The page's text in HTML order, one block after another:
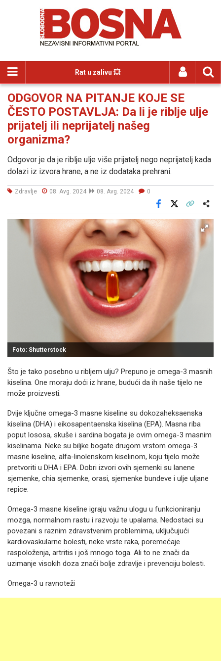
Rat u zalivu 💥
ODGOVOR NA PITANJE KOJE SE
ČESTO POSTAVLJA: Da li je riblje ulje
prijatelj ili neprijatelj našeg
organizma?
Odgovor je da je riblje ulje više prijatelj nego neprijatelj kada
dolazi iz izvora hrane, a ne iz dodataka prehrani.
Zdravlje 08. Avg. 2024 08. Avg. 2024 0
Facebook
Foto: Shutterstock
Što je tako posebno u ribljem ulju? Prepuno je omega-3 masnih
kiselina. One moraju doći iz hrane, budući da ih naše tijelo ne
može proizvesti.
Dvije ključne omega-3 masne kiseline su dokozaheksaenska
kiselina (DHA) i eikosapentaenska kiselina (EPA). Masna riba
poput lososa, skuše i sardina bogata je ovim omega-3 masnim
kiselinama. Neke su biljke bogate drugom vrstom omega-3
masne kiseline, alfa-linolenskom kiselinom, koju tijelo može
pretvoriti u DHA i EPA. Dobri izvori ovih sjemenki su lanene
sjemenke, chia sjemenke, orasi, sjemenke bundeve i ulje uljane
repice.
Omega-3 masne kiseline igraju važnu ulogu u funkcioniranju
mozga, normalnom rastu i razvoju te upalama. Nedostaci su
povezani s raznim zdravstvenim problemima, uključujući
kardiovaskularne bolesti, neke vrste raka, poremećaje
raspoloženja, artritis i još mnogo toga. Ali to ne znači da
uzimanje visokih doza znači bolje zdravlje i prevenciju bolesti.
Omega-3 u ravnoteži